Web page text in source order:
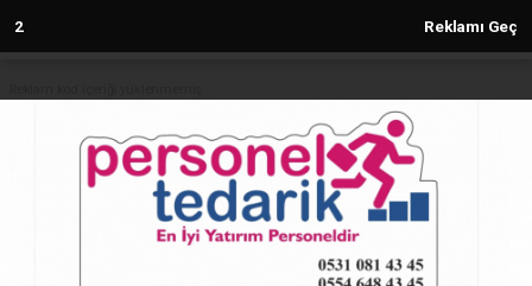
2 Reklamı Geç
Anasayfa
Artvin'de öğrencilere “Açık Kapı
Projesi” tanıtıldı
20.02.2025 - 14:09, Güncelleme: 20.02.2025 - 14:09